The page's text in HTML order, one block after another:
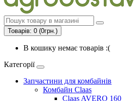
Товарів: 0 (0грн.)
В кошику немає товарів :(
Категорії
Запчастини для комбайнів
Комбайн Claas
Claas AVERO 160